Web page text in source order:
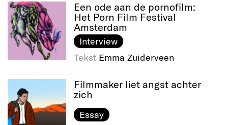
Een ode aan de pornofilm:
Het Porn Film Festival
Amsterdam
Interview
Tekst Emma Zuiderveen
Filmmaker liet angst achter
zich
Essay